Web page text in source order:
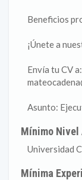
Beneficios
¡Únete a
Envía tu CV
Asunto:
Mínimo Nivel
Universidad
Mínima